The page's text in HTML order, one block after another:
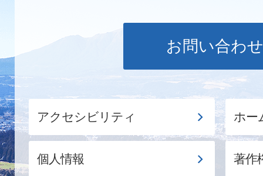
お問い合わせ
アクセシビリティ ホー
個人情報 著作